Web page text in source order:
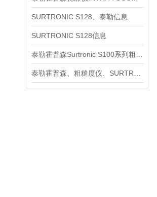
SURTRONIC S128、泰勒信息
SURTRONIC S128信息